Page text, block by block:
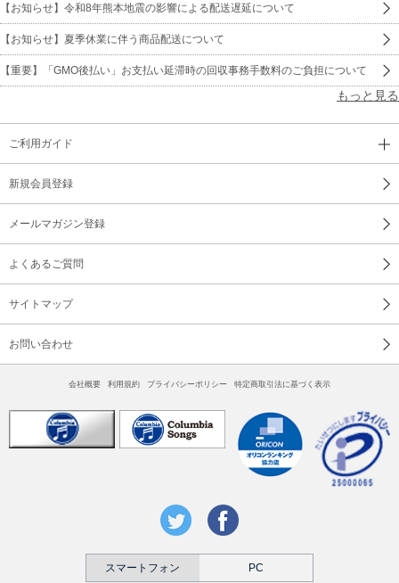
【お知らせ】令和8年熊本地震の影響による配送遅延について
【お知らせ】夏季休業に伴う商品配送について
【重要】「GMO後払い」お支払い延滞時の回収事務手数料のご負担について
もっと見る
ご利用ガイド
新規会員登録
メールマガジン登録
よくあるご質問
サイトマップ
お問い合わせ
会社概要 利用規約 プライバシーポリシー 特定商取引法に基づく表示
スマートフォン PC